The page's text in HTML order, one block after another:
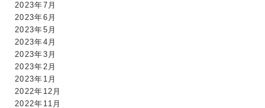
2023年7月
2023年6月
2023年5月
2023年4月
2023年3月
2023年2月
2023年1月
2022年12月
2022年11月